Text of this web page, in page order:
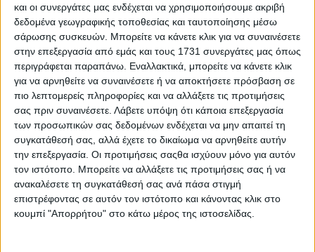
και οι συνεργάτες μας ενδέχεται να χρησιμοποιήσουμε ακριβή
δεδομένα γεωγραφικής τοποθεσίας και ταυτοποίησης μέσω
σάρωσης συσκευών. Μπορείτε να κάνετε κλικ για να συναινέσετε
στην επεξεργασία από εμάς και τους 1731 συνεργάτες μας όπως
περιγράφεται παραπάνω. Εναλλακτικά, μπορείτε να κάνετε κλικ
για να αρνηθείτε να συναινέσετε ή να αποκτήσετε πρόσβαση σε
πιο λεπτομερείς πληροφορίες και να αλλάξετε τις προτιμήσεις
σας πριν συναινέσετε. Λάβετε υπόψη ότι κάποια επεξεργασία
των προσωπικών σας δεδομένων ενδέχεται να μην απαιτεί τη
συγκατάθεσή σας, αλλά έχετε το δικαίωμα να αρνηθείτε αυτήν
την επεξεργασία. Οι προτιμήσεις σαςθα ισχύουν μόνο για αυτόν
τον ιστότοπο. Μπορείτε να αλλάξετε τις προτιμήσεις σας ή να
ανακαλέσετε τη συγκατάθεσή σας ανά πάσα στιγμή
επιστρέφοντας σε αυτόν τον ιστότοπο και κάνοντας κλικ στο
κουμπί "Απορρήτου" στο κάτω μέρος της ιστοσελίδας.